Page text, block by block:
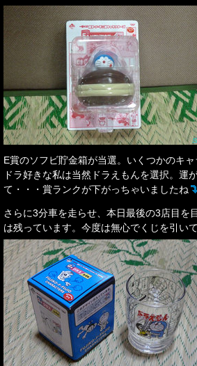
E賞のソフビ貯金箱が当選。いくつかのキャ
ドラ好きな私は当然ドラえもんを選択。運
て・・・賞ランクが下がっちゃいましたね
さらに3分車を走らせ、本日最後の3店目を
は残っています。今度は無心でくじを引い